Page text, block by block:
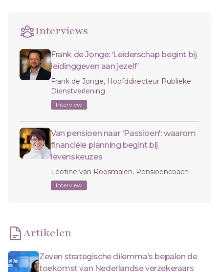
Interviews
Frank de Jonge: ‘Leiderschap begint bij
leidinggeven aan jezelf’
Frank de Jonge, Hoofddirecteur Publieke
Dienstverlening
Interview
Van pensioen naar 'Passioen': waarom
financiële planning begint bij
levenskeuzes
Leotine van Roosmalen, Pensioencoach
Interview
Artikelen
Zeven strategische dilemma’s bepalen de
toekomst van Nederlandse verzekeraars